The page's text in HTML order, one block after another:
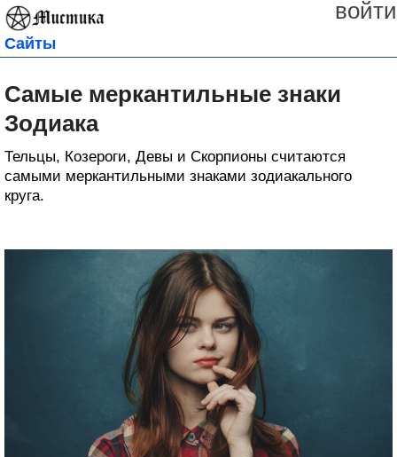
войти
Сайты
Самые меркантильные знаки
Зодиака
Тельцы, Козероги, Девы и Скорпионы считаются
самыми меркантильными знаками зодиакального
круга.